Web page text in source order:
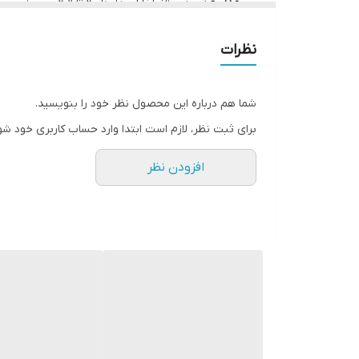
آزرا TG مدل 2006 تا 2011
نظرات
شما هم درباره این محصول نظر خود را بنویسید.
برای ثبت نظر، لازم است ابتدا وارد حساب کاربری خود
افزودن نظر